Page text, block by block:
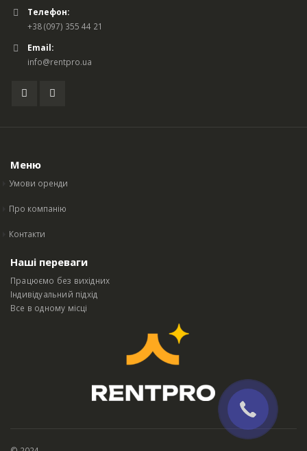
Телефон:
+38 (097) 355 44 21
Email:
info@rentpro.ua
Меню
Умови оренди
Про компанію
Контакти
Наші переваги
Працюємо без вихідних
Індивідуальний підхід
Все в одному місці